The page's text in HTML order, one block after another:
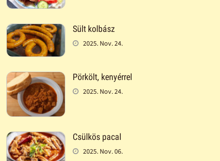
Sült kolbász
2025. Nov. 24.
Pörkölt, kenyérrel
2025. Nov. 24.
Csülkös pacal
2025. Nov. 06.